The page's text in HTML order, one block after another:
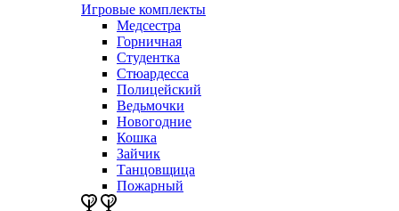
Игровые комплекты
Медсестра
Горничная
Студентка
Стюардесса
Полицейский
Ведьмочки
Новогодние
Кошка
Зайчик
Танцовщица
Пожарный